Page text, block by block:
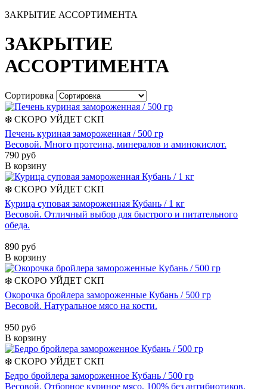
ЗАКРЫТИЕ АССОРТИМЕНТА
ЗАКРЫТИЕ
АССОРТИМЕНТА
Сортировка
❄️ СКОРО УЙДЕТ СКП
Печень куриная замороженная / 500 гр
Весовой. Много протеина, минералов и аминокислот.
790 руб
В корзину
❄️ СКОРО УЙДЕТ СКП
Курица суповая замороженная Кубань / 1 кг
Весовой. Отличный выбор для быстрого и питательного
обеда.
890 руб
В корзину
❄️ СКОРО УЙДЕТ СКП
Окорочка бройлера замороженные Кубань / 500 гр
Весовой. Натуральное мясо на кости.
950 руб
В корзину
❄️ СКОРО УЙДЕТ СКП
Бедро бройлера замороженное Кубань / 500 гр
Весовой. Отборное куриное мясо, 100% без антибиотиков.